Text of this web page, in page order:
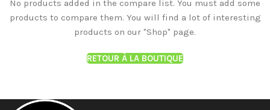
No products added in the compare list. You must add some
products to compare them. You will find a lot of interesting
products on our "Shop" page.
RETOUR À LA BOUTIQUE